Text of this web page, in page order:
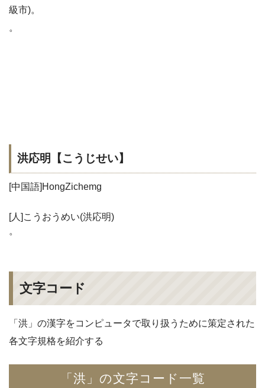
級市)。
。
洪応明【こうじせい】
[中国語]HongZichemg
[人]こうおうめい(洪応明)
。
文字コード
「洪」の漢字をコンピュータで取り扱うために策定された
各文字規格を紹介する
「洪」の文字コード一覧